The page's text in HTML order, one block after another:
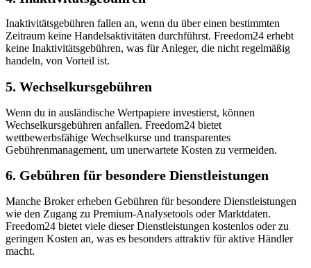
Inaktivitätsgebühren fallen an, wenn du über einen bestimmten
Zeitraum keine Handelsaktivitäten durchführst. Freedom24 erhebt
keine Inaktivitätsgebühren, was für Anleger, die nicht regelmäßig
handeln, von Vorteil ist.
5. Wechselkursgebühren
Wenn du in ausländische Wertpapiere investierst, können
Wechselkursgebühren anfallen. Freedom24 bietet
wettbewerbsfähige Wechselkurse und transparentes
Gebührenmanagement, um unerwartete Kosten zu vermeiden.
6. Gebühren für besondere Dienstleistungen
Manche Broker erheben Gebühren für besondere Dienstleistungen
wie den Zugang zu Premium-Analysetools oder Marktdaten.
Freedom24 bietet viele dieser Dienstleistungen kostenlos oder zu
geringen Kosten an, was es besonders attraktiv für aktive Händler
macht.